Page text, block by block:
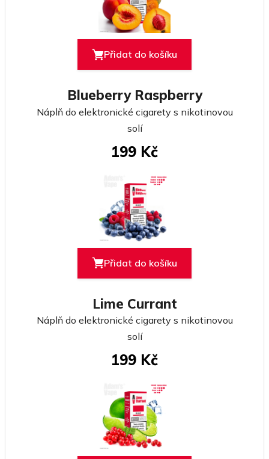
Přidat do košíku
Blueberry Raspberry
Náplň do elektronické cigarety s nikotinovou
solí
199 Kč
Přidat do košíku
Lime Currant
Náplň do elektronické cigarety s nikotinovou
solí
199 Kč